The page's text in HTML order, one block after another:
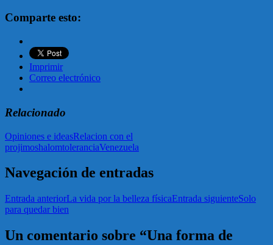
Comparte esto:
Imprimir
Correo electrónico
Relacionado
Opiniones e ideasRelacion con el
projimoshalomtoleranciaVenezuela
Navegación de entradas
Entrada anteriorLa vida por la belleza físicaEntrada siguienteSolo
para quedar bien
Un comentario sobre “Una forma de